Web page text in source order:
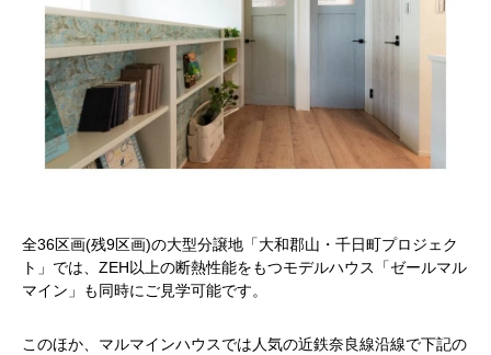
全36区画(残9区画)の大型分譲地「大和郡山・千日町プロジェク
ト」では、ZEH以上の断熱性能をもつモデルハウス「ゼールマル
マイン」も同時にご見学可能です。
このほか、マルマインハウスでは人気の近鉄奈良線沿線で下記の